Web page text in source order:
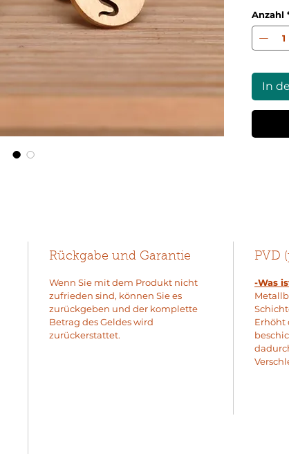
Anzahl
In
Rückgabe und Garantie
Wenn Sie mit dem Produkt nicht
zufrieden sind, können Sie es
zurückgeben und der komplette
Betrag des Geldes wird
zurückerstattet.
PVD
-Was
Erhöht